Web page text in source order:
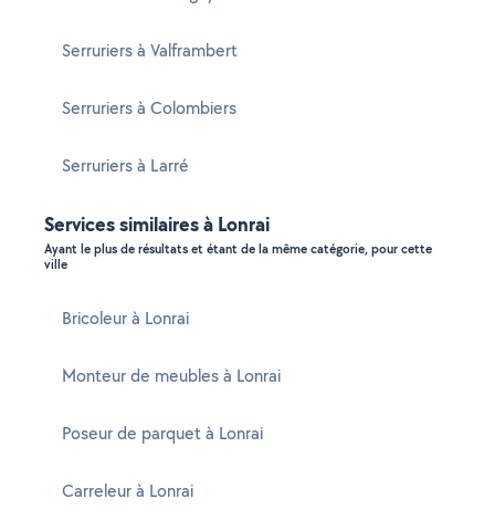
Serruriers à Valframbert
Serruriers à Colombiers
Serruriers à Larré
Services similaires à Lonrai
Ayant le plus de résultats et étant de la même catégorie, pour cette
ville
Bricoleur à Lonrai
Monteur de meubles à Lonrai
Poseur de parquet à Lonrai
Carreleur à Lonrai